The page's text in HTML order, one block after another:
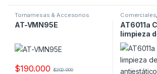
Tornamesas & Accesorios
AT-VMN95E
$190.000 $202.000
Comerciales
AT6011a
limpieza